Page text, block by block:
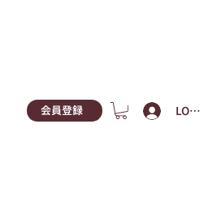
会員登録 LOGIN